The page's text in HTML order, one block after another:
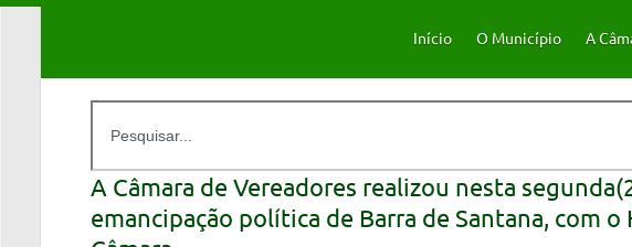
Início O Município A
A Câmara de Vereadores realizou nesta
emancipação política de Barra de Santana, com